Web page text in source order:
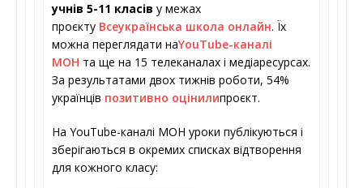
учнів 5-11 класів у межах
проєкту Всеукраїнська школа онлайн. Їх
можна переглядати наYouTube-каналі
МОН та ще на 15 телеканалах і медіаресурсах.
За результатами двох тижнів роботи, 54%
українців позитивно оцінилипроєкт.
На YouTube-каналі МОН уроки публікуються і
зберігаються в окремих списках відтворення
для кожного класу: